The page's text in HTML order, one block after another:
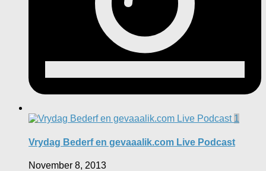
1
Vrydag Bederf en gevaaalik.com Live Podcast
November 8, 2013